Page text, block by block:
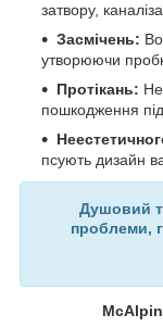
затвору,
Засмічень:
утворюючи
Протікань:
пошкодження
псують дизайн
Душовий
проблеми,
McAlpine